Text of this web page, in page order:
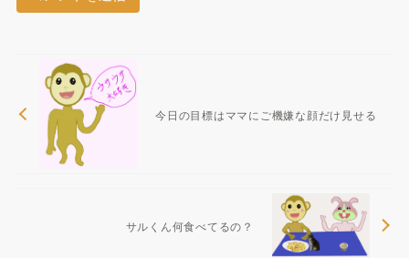
今日の目標はママにご機嫌な顔だけ見せる
サルくん何食べてるの？